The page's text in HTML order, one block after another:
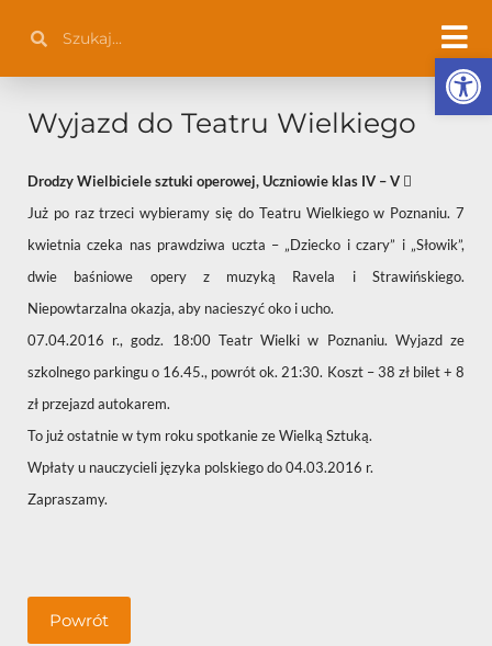
treści
Wyjazd do Teatru Wielkiego
Drodzy Wielbiciele sztuki operowej, Uczniowie klas IV – V 
Już po raz trzeci wybieramy się do Teatru Wielkiego w Poznaniu. 7
kwietnia czeka nas prawdziwa uczta – „Dziecko i czary” i „Słowik”,
dwie baśniowe opery z muzyką Ravela i Strawińskiego.
Niepowtarzalna okazja, aby nacieszyć oko i ucho.
07.04.2016 r., godz. 18:00 Teatr Wielki w Poznaniu. Wyjazd ze
szkolnego parkingu o 16.45., powrót ok. 21:30. Koszt – 38 zł bilet + 8
zł przejazd autokarem.
To już ostatnie w tym roku spotkanie ze Wielką Sztuką.
Wpłaty u nauczycieli języka polskiego do 04.03.2016 r.
Zapraszamy.
Powrót